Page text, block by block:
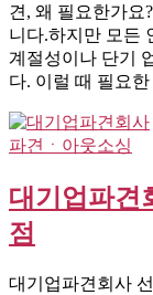
견, 왜 필요한가요
니다.하지만 모든
계절성이나 단기
다. 이럴 때 필요
파견ㆍ아웃소싱
대기업파견
점
대기업파견회사